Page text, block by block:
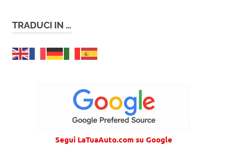
TRADUCI IN …
Segui LaTuaAuto.com su Google